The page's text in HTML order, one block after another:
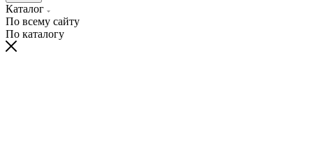
Каталог
По всему сайту
По каталогу